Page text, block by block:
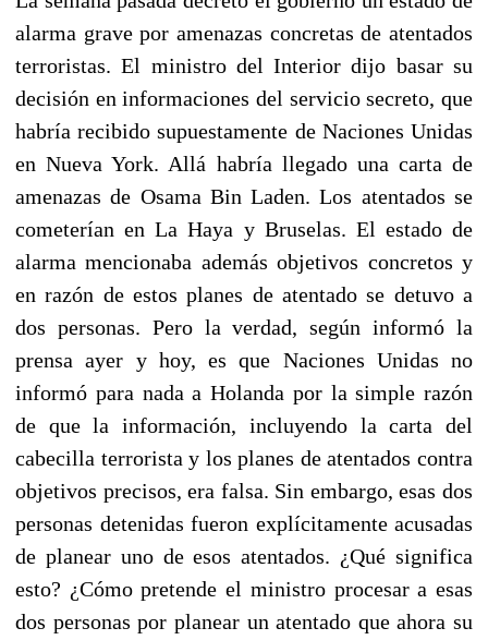
alarma grave por amenazas concretas de atentados
terroristas. El ministro del Interior dijo basar su
decisión en informaciones del servicio secreto, que
habría recibido supuestamente de Naciones Unidas
en Nueva York. Allá habría llegado una carta de
amenazas de Osama Bin Laden. Los atentados se
cometerían en La Haya y Bruselas. El estado de
alarma mencionaba además objetivos concretos y
en razón de estos planes de atentado se detuvo a
dos personas. Pero la verdad, según informó la
prensa ayer y hoy, es que Naciones Unidas no
informó para nada a Holanda por la simple razón
de que la información, incluyendo la carta del
cabecilla terrorista y los planes de atentados contra
objetivos precisos, era falsa. Sin embargo, esas dos
personas detenidas fueron explícitamente acusadas
de planear uno de esos atentados. ¿Qué significa
esto? ¿Cómo pretende el ministro procesar a esas
dos personas por planear un atentado que ahora su